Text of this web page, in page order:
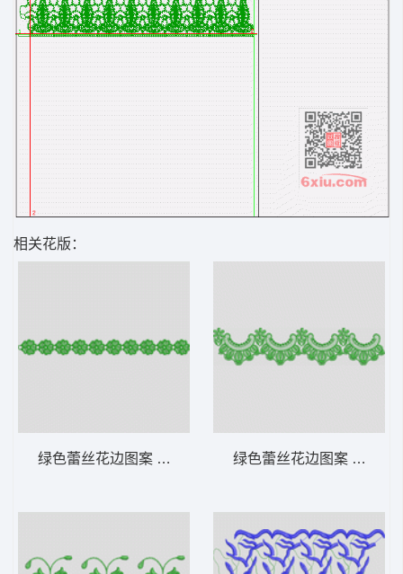
相关花版：
绿色蕾丝花边图案 水溶 绿色蕾丝花边图案 水溶